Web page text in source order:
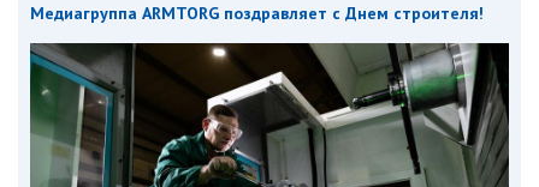
Медиагруппа ARMTORG поздравляет с Днем строителя!